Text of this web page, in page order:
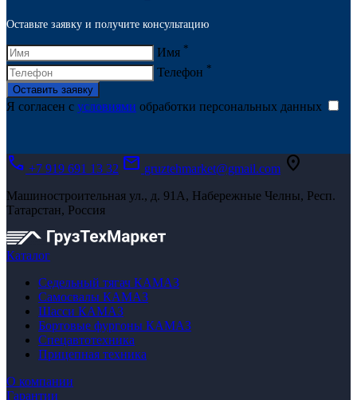
Оставьте заявку и получите консультацию
Имя *
Телефон *
Оставить заявку
Я согласен с условиями обработки персональных данных
call +7 919 691 13 32 mail gruztehmarket@gmail.com location_on
Машиностроительная ул., д. 91А, Набережные Челны, Респ.
Татарстан, Россия
Каталог
Седельный тягач КАМАЗ
Самосвалы КАМАЗ
Шасси КАМАЗ
Бортовые фургоны КАМАЗ
Спецавтотехника
Прицепная техника
О компании
Гарантии